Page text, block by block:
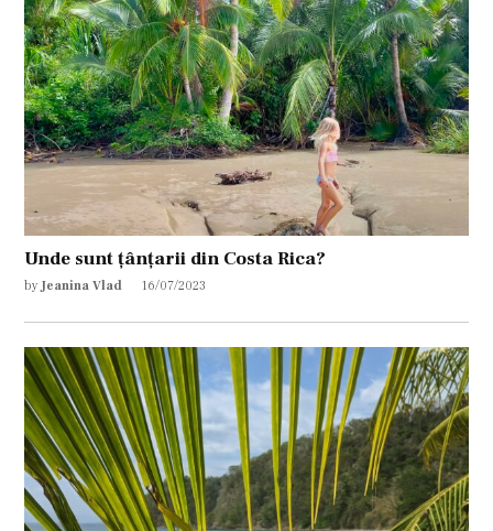
Unde sunt țânțarii din Costa Rica?
by Jeanina Vlad 16/07/2023